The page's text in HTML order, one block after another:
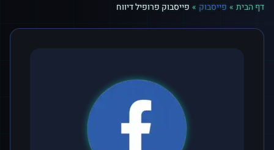
דף הבית » פייסבוק » פייסבוק פרופיל דיווח